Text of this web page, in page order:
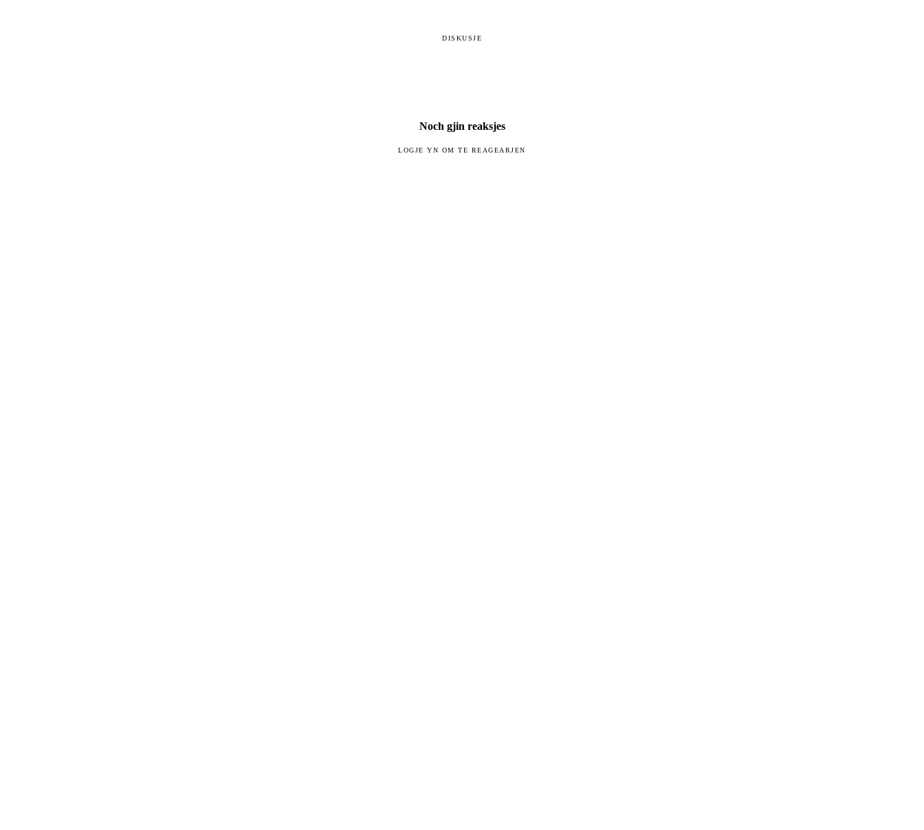
DISKUSJE
Noch gjin reaksjes
LOGJE YN OM TE REAGEARJEN